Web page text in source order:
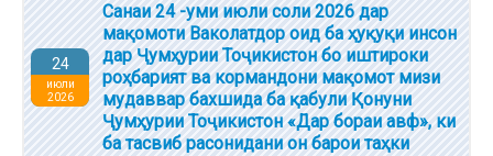
24
июли
2026
Санаи 24 -уми июли соли 2026 дар
мақомоти Ваколатдор оид ба ҳуқуқи инсон
дар Ҷумҳурии Тоҷикистон бо иштироки
роҳбарият ва кормандони мақомот мизи
мудаввар бахшида ба қабули Қонуни
Ҷумҳурии Тоҷикистон «Дар бораи авф», ки
ба тасвиб расонидани он барои таҳки